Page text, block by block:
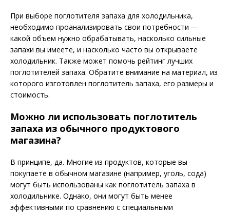
При выборе поглотителя запаха для холодильника,
необходимо проанализировать свои потребности —
какой объем нужно обрабатывать, насколько сильные
запахи вы имеете, и насколько часто вы открываете
холодильник. Также может помочь рейтинг лучших
поглотителей запаха. Обратите внимание на материал, из
которого изготовлен поглотитель запаха, его размеры и
стоимость.
Можно ли использовать поглотитель
запаха из обычного продуктового
магазина?
В принципе, да. Многие из продуктов, которые вы
покупаете в обычном магазине (например, уголь, сода)
могут быть использованы как поглотитель запаха в
холодильнике. Однако, они могут быть менее
эффективными по сравнению с специальными